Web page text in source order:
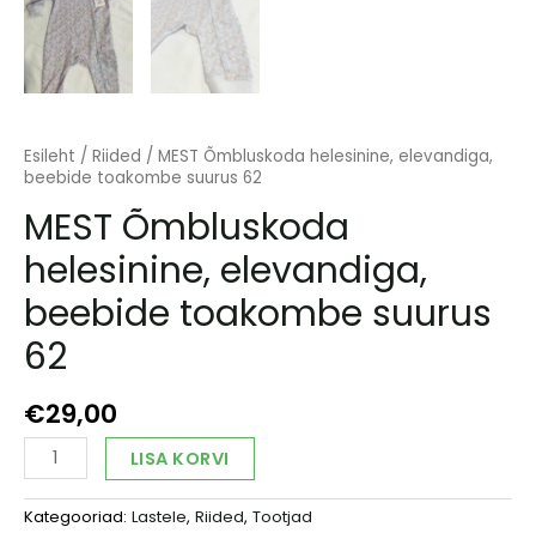
Esileht / Riided / MEST Õmbluskoda helesinine, elevandiga,
beebide toakombe suurus 62
MEST Õmbluskoda
helesinine, elevandiga,
beebide toakombe suurus
62
€29,00
MEST
Õmbluskoda
helesinine,
elevandiga,
LISA KORVI
Alternative:
Kategooriad: Lastele, Riided, Tootjad